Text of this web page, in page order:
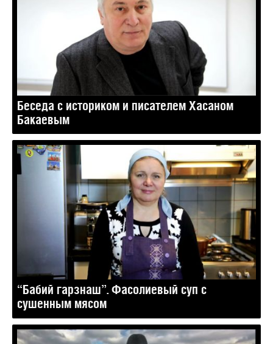
Беседа с историком и писателем Хасаном
Бакаевым
“Бабий гарзнаш”. Фасолиевый суп с
сушенным мясом